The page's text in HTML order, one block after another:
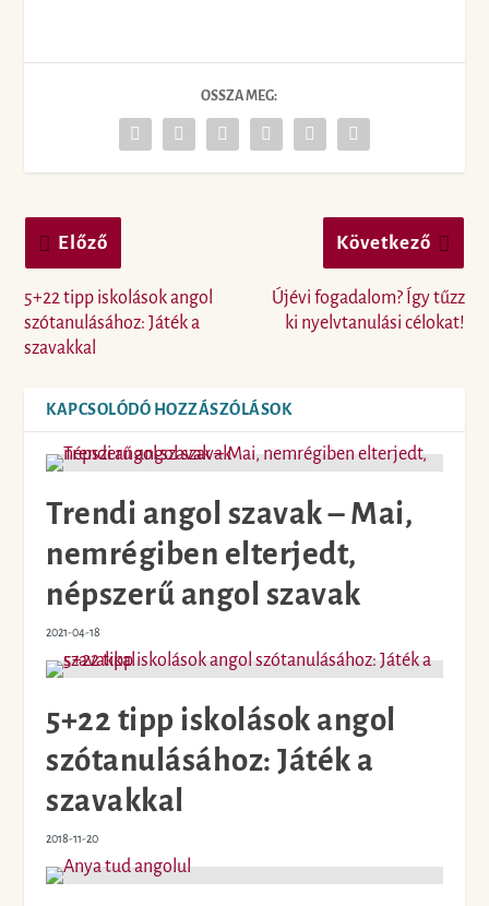
OSSZA MEG:
Előző
5+22 tipp iskolások angol
szótanulásához: Játék a
szavakkal
Következő
Újévi fogadalom? Így tűzz
ki nyelvtanulási célokat!
KAPCSOLÓDÓ HOZZÁSZÓLÁSOK
Trendi angol szavak – Mai,
nemrégiben elterjedt,
népszerű angol szavak
2021-04-18
5+22 tipp iskolások angol
szótanulásához: Játék a
szavakkal
2018-11-20